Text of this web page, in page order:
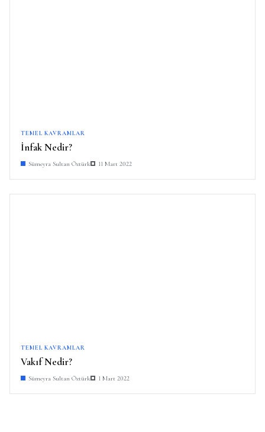
TEMEL KAVRAMLAR
İnfak Nedir?
Sümeyra Sultan Öztürk 11 Mart 2022
TEMEL KAVRAMLAR
Vakıf Nedir?
Sümeyra Sultan Öztürk 1 Mart 2022